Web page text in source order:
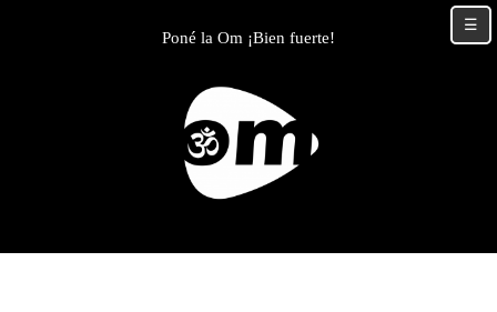
Poné la Om ¡Bien fuerte!
☰